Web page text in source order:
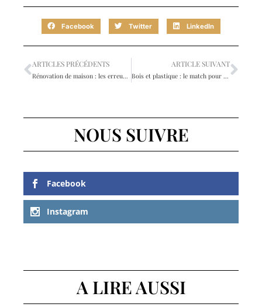
Facebook Twitter LinkedIn
ARTICLES PRÉCÉDENTS
Rénovation de maison : les erreurs à éviter
ARTICLE SUIVANT
Bois et plastique : le match pour aménager une chambre d’enfant
NOUS SUIVRE
Facebook
Instagram
A LIRE AUSSI